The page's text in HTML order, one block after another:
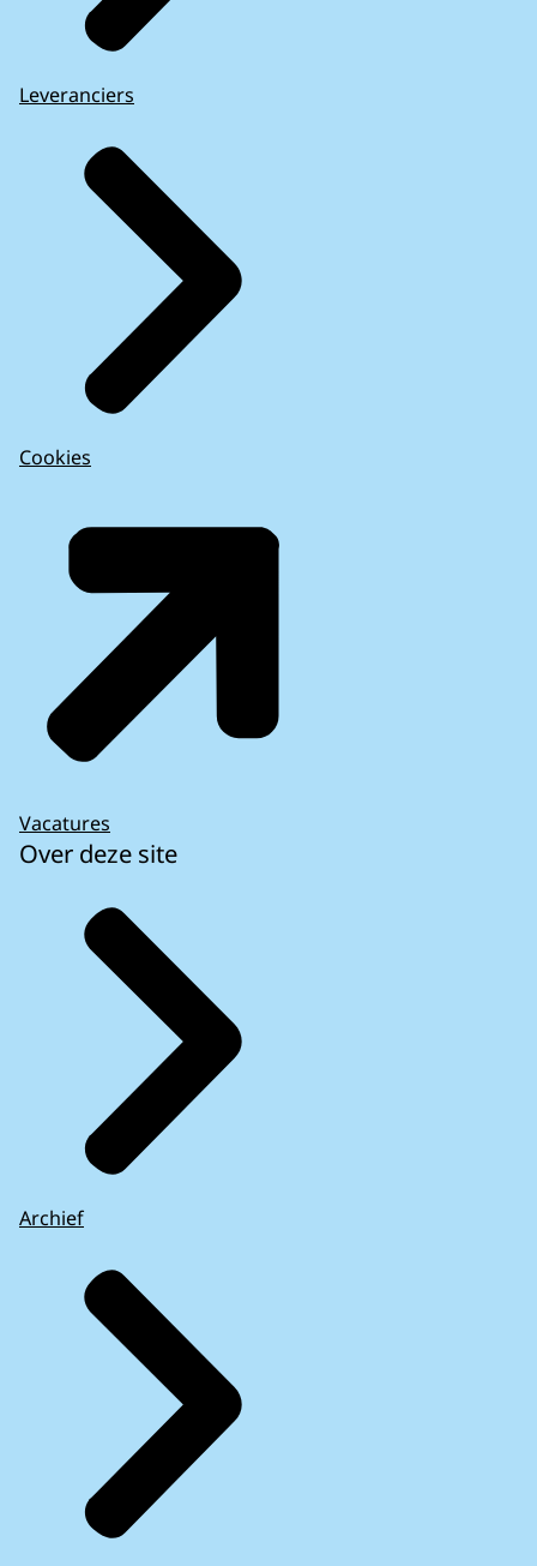
Leveranciers
Cookies
Vacatures
Over deze site
Archief